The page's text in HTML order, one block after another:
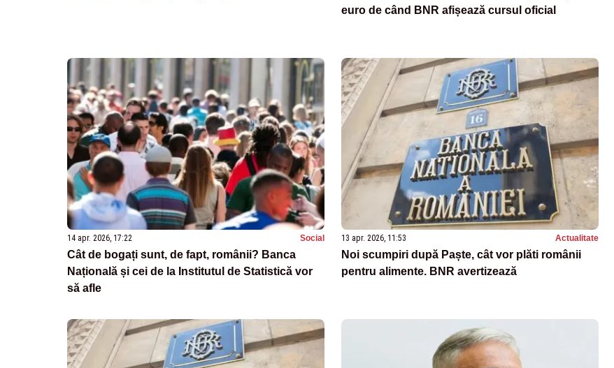
euro de când BNR afișează cursul oficial
14 apr. 2026, 17:22 Social
Cât de bogați sunt, de fapt, românii? Banca
Națională și cei de la Institutul de Statistică vor
să afle
13 apr. 2026, 11:53 Actualitate
Noi scumpiri după Paște, cât vor plăti românii
pentru alimente. BNR avertizează